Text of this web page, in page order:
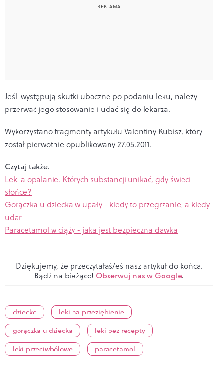
Jeśli występują skutki uboczne po podaniu leku, należy
przerwać jego stosowanie i udać się do lekarza.
Wykorzystano fragmenty artykułu Valentiny Kubisz, który
został pierwotnie opublikowany 27.05.2011.
Czytaj także:
Leki a opalanie. Których substancji unikać, gdy świeci
słońce?
Gorączka u dziecka w upały - kiedy to przegrzanie, a kiedy
udar
Paracetamol w ciąży - jaka jest bezpieczna dawka
Dziękujemy, że przeczytałaś/eś nasz artykuł do końca.
Bądź na bieżąco! Obserwuj nas w Google.
dziecko
leki na przeziębienie
gorączka u dziecka
leki bez recepty
leki przeciwbólowe
paracetamol